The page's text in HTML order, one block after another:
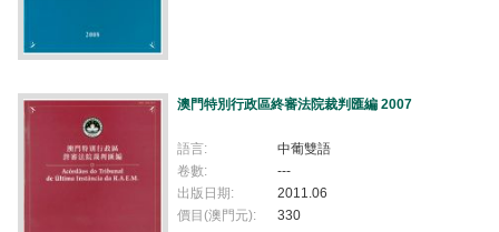
澳門特別行政區終審法院裁判匯編 2007
語言:
中葡雙語
卷數:
---
出版日期:
2011.06
價目(澳門元):
330